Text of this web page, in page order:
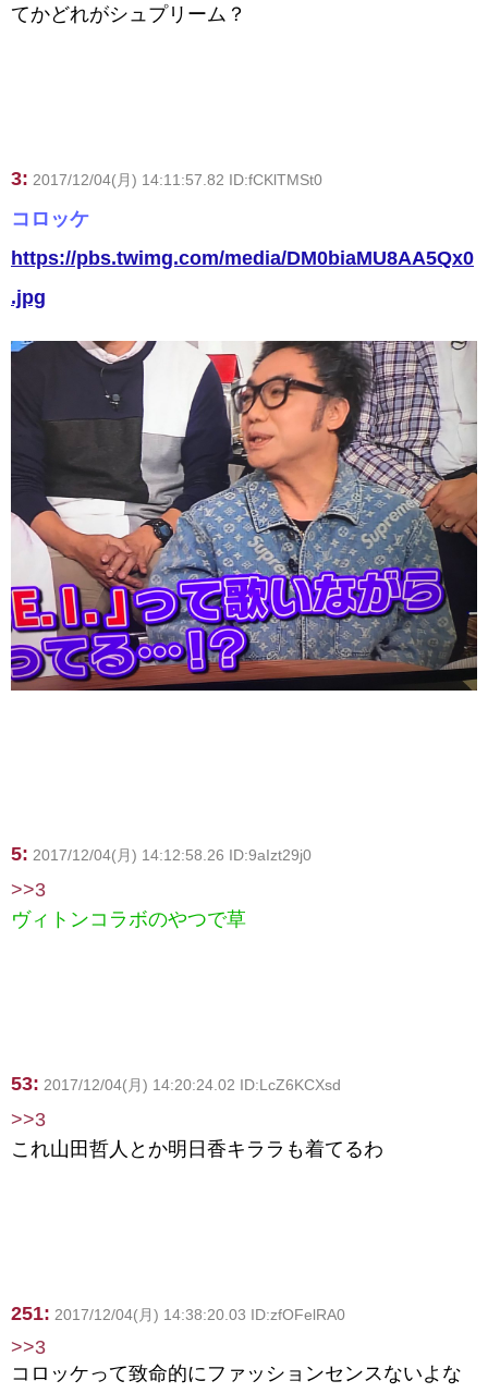
てかどれがシュプリーム？
3: 2017/12/04(月) 14:11:57.82 ID:fCKlTMSt0
コロッケ
https://pbs.twimg.com/media/DM0biaMU8AA5Qx0
.jpg
5: 2017/12/04(月) 14:12:58.26 ID:9aIzt29j0
>>3
ヴィトンコラボのやつで草
53: 2017/12/04(月) 14:20:24.02 ID:LcZ6KCXsd
>>3
これ山田哲人とか明日香キララも着てるわ
251: 2017/12/04(月) 14:38:20.03 ID:zfOFelRA0
>>3
コロッケって致命的にファッションセンスないよな